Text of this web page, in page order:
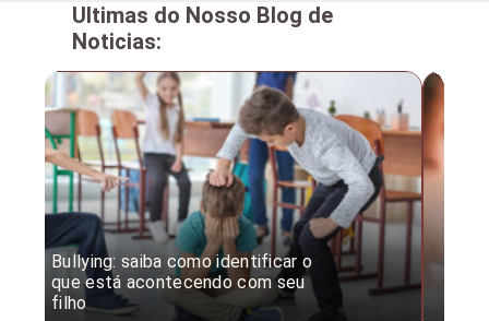
Ultimas do Nosso Blog de
Noticias:
Bullying: saiba como identificar o
que está acontecendo com seu
filho